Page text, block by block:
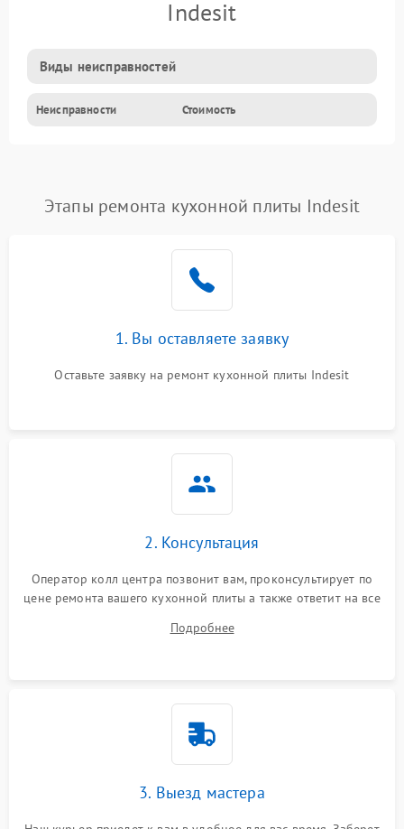
Indesit
Виды неисправностей
Неисправности Стоимость
Этапы ремонта кухонной плиты Indesit
1. Вы оставляете заявку
Оставьте заявку на ремонт кухонной плиты Indesit
2. Консультация
Оператор колл центра позвонит вам, проконсультирует по
цене ремонта вашего кухонной плиты а также ответит на все
Подробнее
3. Выезд мастера